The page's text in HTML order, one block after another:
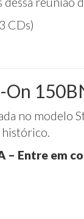
CDs)
On
no modelo
histórico.
– Entre em